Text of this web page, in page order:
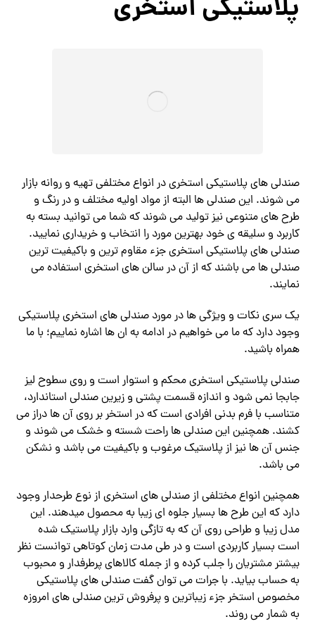
پلاستیکی استخری
صندلی های پلاستیکی استخری در انواع مختلفی تهیه و روانه بازار
می شوند. این صندلی ها البته از مواد اولیه مختلف و در رنگ و
طرح های متنوعی نیز تولید می شوند که شما می توانید بسته به
کاربرد و سلیقه ی خود بهترین مورد را انتخاب و خریداری نمایید.‌
صندلی های پلاستیکی استخری جزء مقاوم ترین و باکیفیت ترین
صندلی ها می باشند که از آن در سالن های استخری استفاده می
نمایند.
یک سری نکات و ویژگی ها در مورد صندلی های استخری پلاستیکی
وجود دارد که ما می خواهیم در ادامه به ان ها اشاره نماییم؛ با ما
همراه باشید.
صندلی پلاستیکی استخری محکم و استوار است و روی سطوح لیز
جابجا نمی شود و اندازه قسمت پشتی و زیرین صندلی استاندارد،
متناسب با فرم بدنی افرادی است که در استخر بر روی آن ها دراز می
کشند. همچنین این صندلی ها راحت شسته و خشک می شوند و
جنس آن ها نیز از پلاستیک مرغوب و باکیفیت می باشد و نشکن
می باشد.
همچنین انواع مختلفی از صندلی های استخری از نوع طرحدار وجود
دارد که این طرح ها بسیار جلوه ای زیبا به محصول میدهند. این
مدل زیبا و طراحی روی آن که به تازگی وارد بازار پلاستیک شده
است بسیار کاربردی است و در طی مدت زمان کوتاهی توانست نظر
بیشتر مشتریان را جلب کرده و از جمله کالاهای پرطرفدار و محبوب
به حساب بیاید. با جرات می توان گفت صندلی های پلاستیکی
مخصوص استخر جزء زیباترین و پرفروش ترین صندلی های امروزه
به شمار می روند.